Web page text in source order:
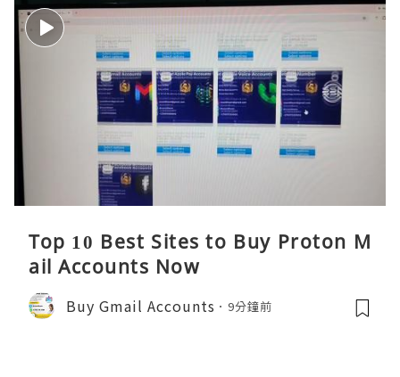
Top 10 Best Sites to Buy Proton M
ail Accounts Now
Buy Gmail Accounts 9分鐘前